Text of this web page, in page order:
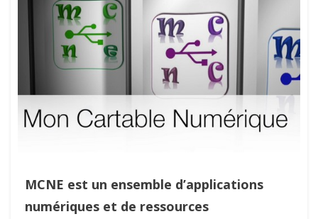
MCNE est un ensemble d’applications
numériques et de ressources